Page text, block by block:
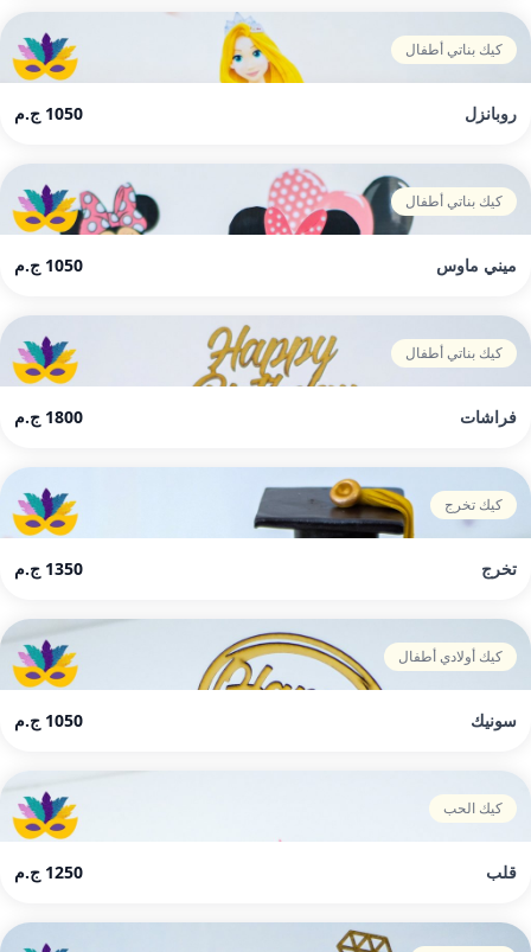
كيك بناتي أطفال
روبانزل 1050 ج.م
كيك بناتي أطفال
ميني ماوس 1050 ج.م
كيك بناتي أطفال
فراشات 1800 ج.م
كيك تخرج
تخرج 1350 ج.م
كيك أولادي أطفال
سونيك 1050 ج.م
كيك الحب
قلب 1250 ج.م